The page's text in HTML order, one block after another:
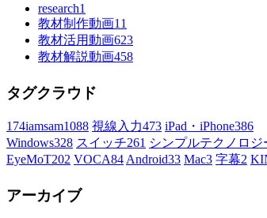
research1
教材制作動画11
教材活用動画623
教材解説動画458
タグクラウド
174iamsam1088 視線入力473 iPad・iPhone386
Windows328 スイッチ261 シンプルテクノロジ
EyeMoT202 VOCA84 Android33 Mac3 字幕2
アーカイブ